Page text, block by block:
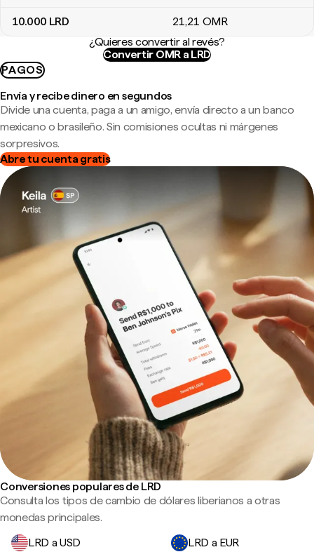
10.000 LRD 21,21 OMR
¿Quieres convertir al revés?
Convertir OMR a LRD
PAGOS
Envía y recibe dinero en segundos
Divide una cuenta, paga a un amigo, envía directo a un banco
mexicano o brasileño. Sin comisiones ocultas ni márgenes
sorpresivos.
Abre tu cuenta gratis
Conversiones populares de LRD
Consulta los tipos de cambio de dólares liberianos a otras
monedas principales.
LRD a USD
LRD a EUR